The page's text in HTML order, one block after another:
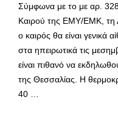
Σύμφωνα με το με αρ.
Καιρού της ΕΜΥ/ΕΜΚ, τη
ο καιρός θα είναι γενικά
στα ηπειρωτικά τις
είναι πιθανό να
της Θεσσαλίας. Η
40 …